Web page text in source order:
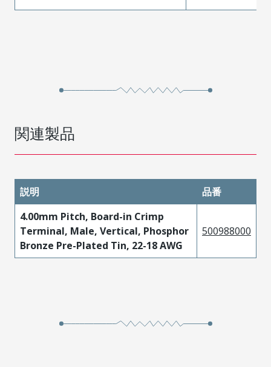
関連製品
説明
品番
4.00mm Pitch, Board-in Crimp
Terminal, Male, Vertical, Phosphor
Bronze Pre-Plated Tin, 22-18 AWG
500988000